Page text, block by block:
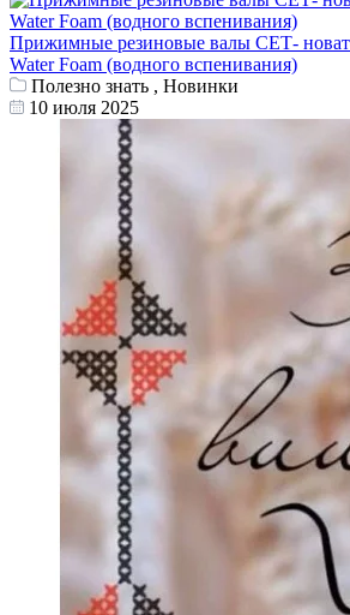
Прижимные резиновые валы СЕТ-
Water Foam (водного вспенивания)
Полезно знать , Новинки
10 июля 2025